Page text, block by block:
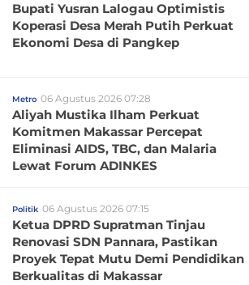
Bupati Yusran Lalogau Optimistis
Koperasi Desa Merah Putih Perkuat
Ekonomi Desa di Pangkep
Metro 06 Agustus 2026 07:28
Aliyah Mustika Ilham Perkuat
Komitmen Makassar Percepat
Eliminasi AIDS, TBC, dan Malaria
Lewat Forum ADINKES
Politik 06 Agustus 2026 07:15
Ketua DPRD Supratman Tinjau
Renovasi SDN Pannara, Pastikan
Proyek Tepat Mutu Demi Pendidikan
Berkualitas di Makassar